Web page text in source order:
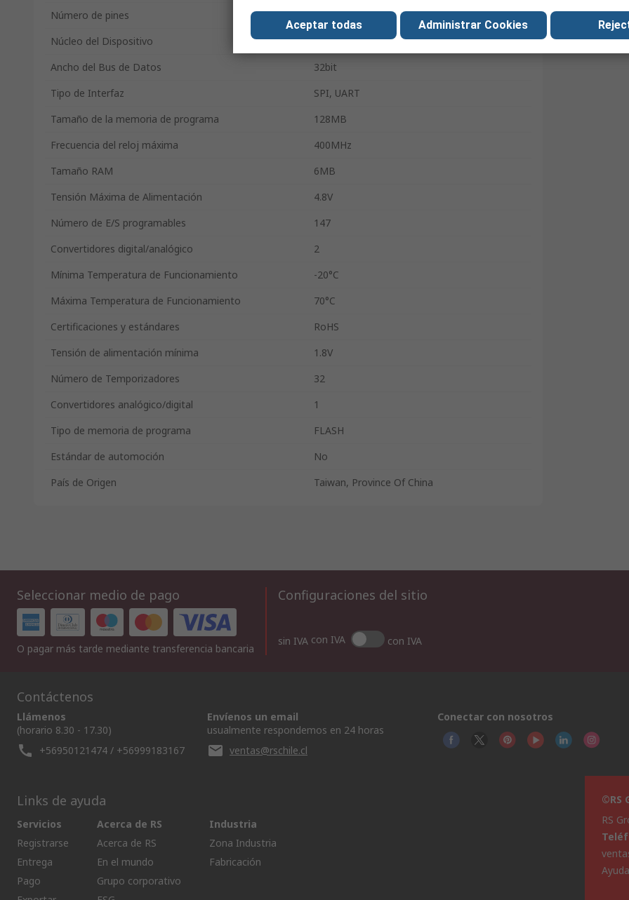
Número de pines
220
Núcleo del Dispositivo
ARM Cortex M55 de 32 bits
Ancho del Bus de Datos
32bit
Tipo de Interfaz
SPI, UART
Tamaño de la memoria de programa
128MB
Frecuencia del reloj máxima
400MHz
Tamaño RAM
6MB
Tensión Máxima de Alimentación
4.8V
Número de E/S programables
147
Convertidores digital/analógico
2
Mínima Temperatura de Funcionamiento
-20°C
Máxima Temperatura de Funcionamiento
70°C
Certificaciones y estándares
RoHS
Tensión de alimentación mínima
1.8V
Número de Temporizadores
32
Convertidores analógico/digital
1
Tipo de memoria de programa
FLASH
Estándar de automoción
No
País de Origen
Taiwan, Province Of China
Seleccionar medio de pago
O pagar más tarde mediante transferencia bancaria
Configuraciones del sitio
sin IVA con IVA con IVA
Contáctenos
Llámenos
(horario 8.30 - 17.30)
+56950121474 / +56999183167
Envíenos un email
usualmente respondemos en 24 horas
ventas@rschile.cl
Conectar con nosotros
Links de ayuda
Servicios
Registrarse
Entrega
Pago
Acerca de RS
Acerca de RS
En el mundo
Grupo corporativo
Industria
Zona Industria
Fabricación
©RS
RS
Ayuda
Aceptar todas Administrar Cookies